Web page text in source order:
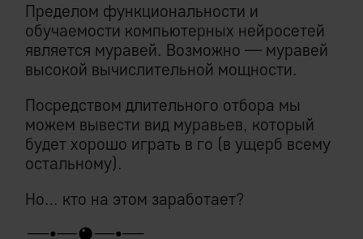
Пределом функциональности и
обучаемости компьютерных нейросетей
является муравей. Возможно — муравей
высокой вычислительной мощности.
Посредством длительного отбора мы
можем вывести вид муравьев, который
будет хорошо играть в го (в ущерб всему
остальному).
Но… кто на этом заработает?